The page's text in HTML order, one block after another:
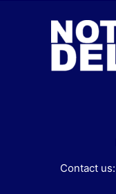
Contact us: